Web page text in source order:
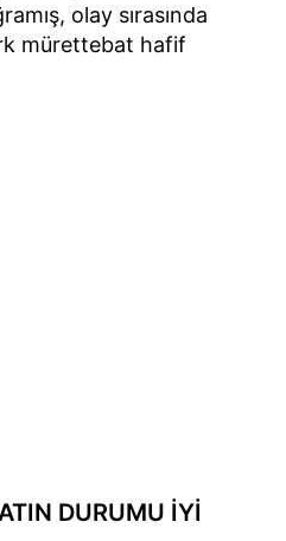
olay sırasında
mürettebat hafif
DURUMU İYİ